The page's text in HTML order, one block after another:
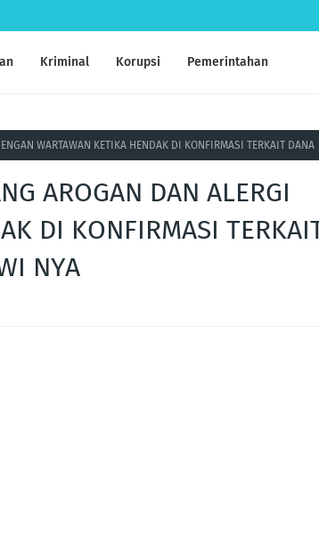
Kriminal Korupsi Pemerintahan
WARTAWAN KETIKA HENDAK DI KONFIRMASI TERKAIT DANA
AROGAN DAN ALERGI
DI KONFIRMASI
NYA